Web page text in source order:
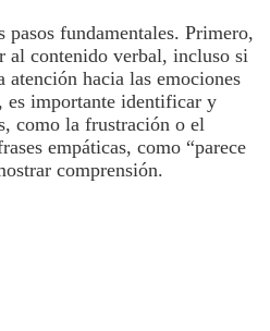
pasos fundamentales. Primero,
al contenido verbal, incluso si
hacia las emociones
es importante identificar y
como la frustración o el
empáticas, como “parece
comprensión.